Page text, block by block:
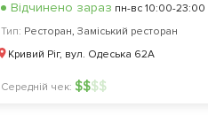
Відчинено зараз пн-вс 10:00-23:00
Тип: Ресторан, Заміський ресторан
Кривий Ріг, вул. Одеська 62А
Середній чек: $$$$